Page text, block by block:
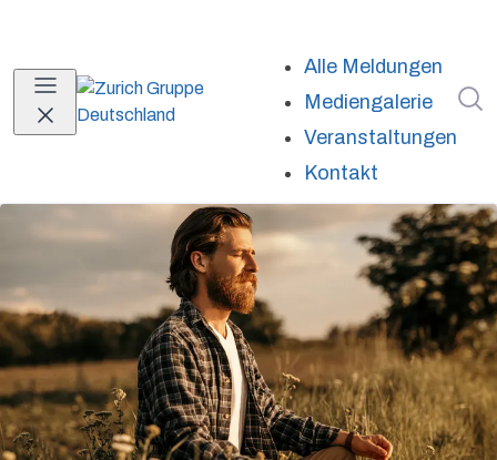
Alle Meldungen
Mediengalerie
Veranstaltungen
Kontakt